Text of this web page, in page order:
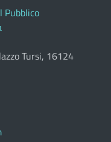
Pubblico
Tursi, 16124